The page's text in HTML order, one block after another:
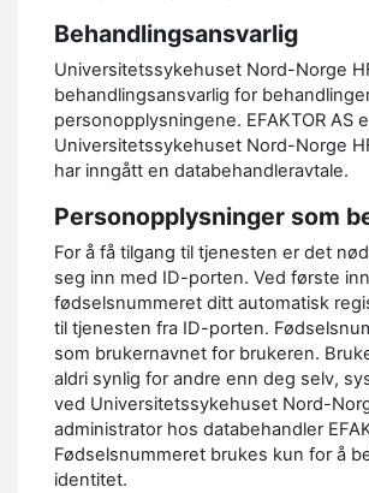
Behandlingsansvarlig
Universitetssykehuset Nord-Norge
behandlingsansvarlig for
personopplysningene. EFAKTOR AS
Universitetssykehuset Nord-Norge
har inngått en databehandleravtale.
Personopplysninger som
For å få tilgang til tjenesten er det
seg inn med ID-porten. Ved første
fødselsnummeret ditt automatisk
til tjenesten fra ID-porten.
som brukernavnet for brukeren.
aldri synlig for andre enn deg selv,
ved Universitetssykehuset Nord-
administrator hos databehandler
Fødselsnummeret brukes kun for å
identitet.